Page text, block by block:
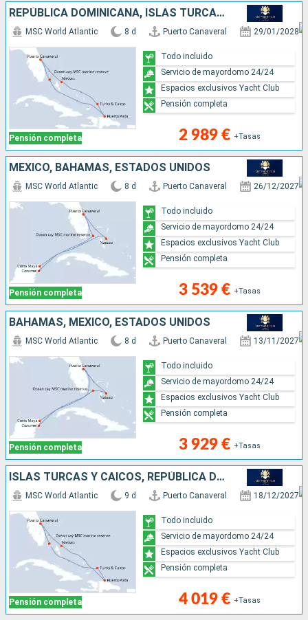
REPÚBLICA DOMINICANA, ISLAS TURCAS Y CAICOS, BAHAMAS, ESTADOS UNIDOS
Pensión completa
MSC World Atlantic 8 d Puerto Canaveral 29/01/2028
2 989 € +Tasas
Todo incluido
Servicio de mayordomo 24/24
Espacios exclusivos Yacht Club
Pensión completa
MÉXICO, BAHAMAS, ESTADOS UNIDOS
Pensión completa
MSC World Atlantic 8 d Puerto Canaveral 26/12/2027
3 539 € +Tasas
Todo incluido
Servicio de mayordomo 24/24
Espacios exclusivos Yacht Club
Pensión completa
BAHAMAS, MÉXICO, ESTADOS UNIDOS
Pensión completa
MSC World Atlantic 8 d Puerto Canaveral 13/11/2027
3 929 € +Tasas
Todo incluido
Servicio de mayordomo 24/24
Espacios exclusivos Yacht Club
Pensión completa
ISLAS TURCAS Y CAICOS, REPÚBLICA DOMINICANA, BAHAMAS, ESTADOS UNIDOS
Pensión completa
MSC World Atlantic 9 d Puerto Canaveral 18/12/2027
4 019 € +Tasas
Todo incluido
Servicio de mayordomo 24/24
Espacios exclusivos Yacht Club
Pensión completa